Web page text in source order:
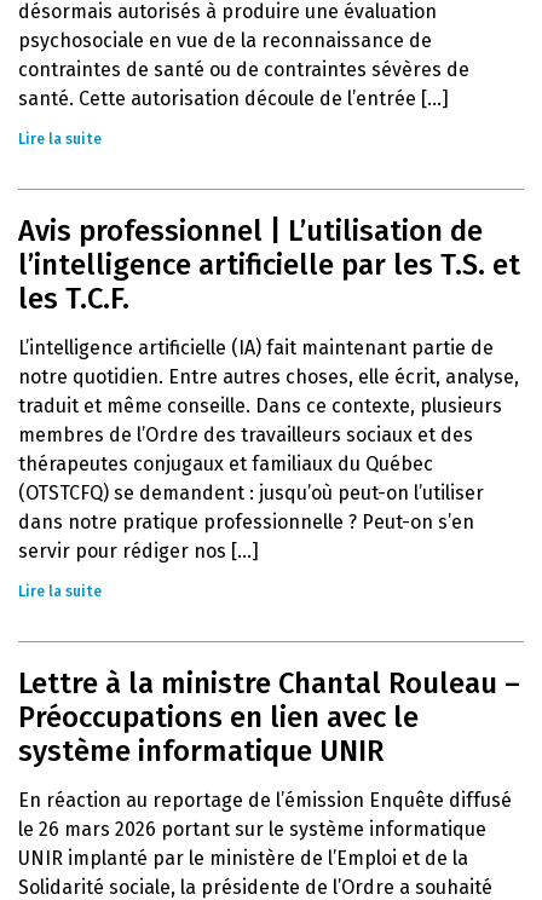
désormais autorisés à produire une évaluation
psychosociale en vue de la reconnaissance de
contraintes de santé ou de contraintes sévères de
santé. Cette autorisation découle de l’entrée [...]
Lire la suite
Avis professionnel | L’utilisation de
l’intelligence artificielle par les T.S. et
les T.C.F.
L’intelligence artificielle (IA) fait maintenant partie de
notre quotidien. Entre autres choses, elle écrit, analyse,
traduit et même conseille. Dans ce contexte, plusieurs
membres de l’Ordre des travailleurs sociaux et des
thérapeutes conjugaux et familiaux du Québec
(OTSTCFQ) se demandent : jusqu’où peut-on l’utiliser
dans notre pratique professionnelle ? Peut-on s’en
servir pour rédiger nos [...]
Lire la suite
Lettre à la ministre Chantal Rouleau –
Préoccupations en lien avec le
système informatique UNIR
En réaction au reportage de l’émission Enquête diffusé
le 26 mars 2026 portant sur le système informatique
UNIR implanté par le ministère de l’Emploi et de la
Solidarité sociale, la présidente de l’Ordre a souhaité